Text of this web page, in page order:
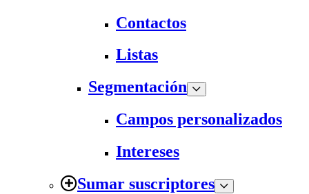
Contactos
Listas
Segmentación
Campos personalizados
Intereses
Sumar suscriptores